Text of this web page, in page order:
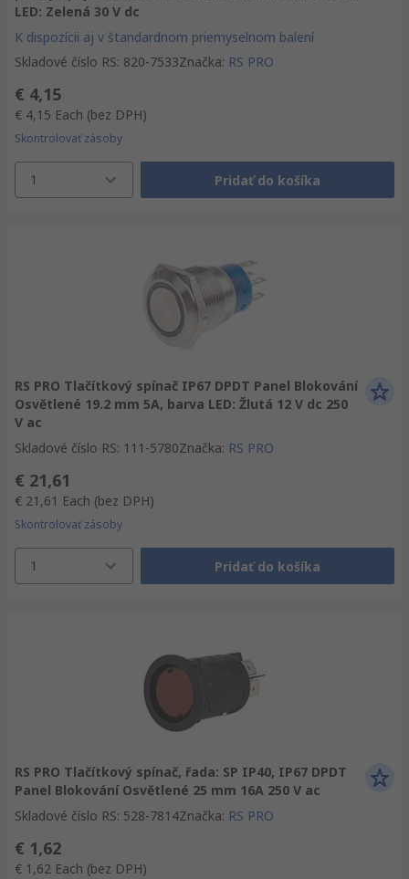
LED: Zelená 30 V dc
K dispozícii aj v štandardnom priemyselnom balení
Skladové číslo RS: 820-7533Značka: RS PRO
€ 4,15
€ 4,15 Each (bez DPH)
Skontrolovať zásoby
1 Pridať do košíka
RS PRO Tlačítkový spínač IP67 DPDT Panel Blokování
Osvětlené 19.2 mm 5A, barva LED: Žlutá 12 V dc 250
V ac
Skladové číslo RS: 111-5780Značka: RS PRO
€ 21,61
€ 21,61 Each (bez DPH)
Skontrolovať zásoby
1 Pridať do košíka
RS PRO Tlačítkový spínač, řada: SP IP40, IP67 DPDT
Panel Blokování Osvětlené 25 mm 16A 250 V ac
Skladové číslo RS: 528-7814Značka: RS PRO
€ 1,62
€ 1,62 Each (bez DPH)